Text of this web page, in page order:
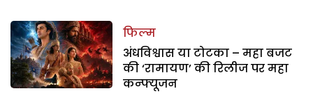
फिल्म
अंधविश्वास या टोटका – महा बजट
की ‘रामायण’ की रिलीज पर महा
कन्फ्यूजन